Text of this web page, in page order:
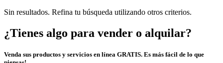
Sin resultados. Refina tu búsqueda utilizando otros criterios.
¿Tienes algo para vender o alquilar?
Venda sus productos y servicios en línea GRATIS. Es más fácil de lo que